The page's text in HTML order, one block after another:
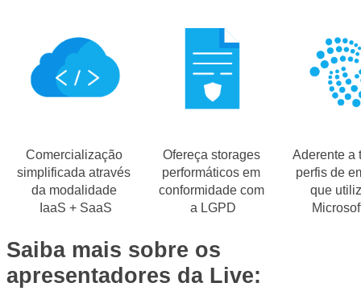
Comercialização
simplificada através
da modalidade
IaaS + SaaS
Ofereça storages
performáticos em
conformidade com
a LGPD
Aderente a
perfis de
que
Saiba mais sobre os
apresentadores da Live: